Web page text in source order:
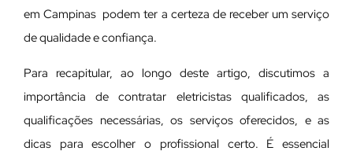
em Campinas podem ter a certeza de receber um serviço
de qualidade e confiança.
Para recapitular, ao longo deste artigo, discutimos a
importância de contratar eletricistas qualificados, as
qualificações necessárias, os serviços oferecidos, e as
dicas para escolher o profissional certo. É essencial